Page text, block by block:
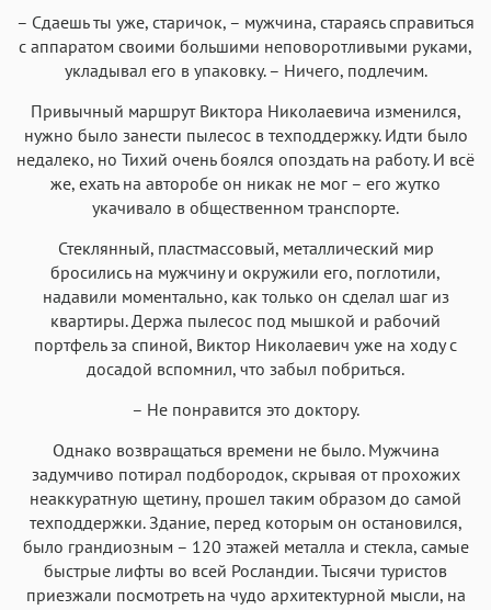
– Сдаешь ты уже, старичок, – мужчина, стараясь справиться
с аппаратом своими большими неповоротливыми руками,
укладывал его в упаковку. – Ничего, подлечим.
Привычный маршрут Виктора Николаевича изменился,
нужно было занести пылесос в техподдержку. Идти было
недалеко, но Тихий очень боялся опоздать на работу. И всё
же, ехать на авторобе он никак не мог – его жутко
укачивало в общественном транспорте.
Стеклянный, пластмассовый, металлический мир
бросились на мужчину и окружили его, поглотили,
надавили моментально, как только он сделал шаг из
квартиры. Держа пылесос под мышкой и рабочий
портфель за спиной, Виктор Николаевич уже на ходу с
досадой вспомнил, что забыл побриться.
– Не понравится это доктору.
Однако возвращаться времени не было. Мужчина
задумчиво потирал подбородок, скрывая от прохожих
неаккуратную щетину, прошел таким образом до самой
техподдержки. Здание, перед которым он остановился,
было грандиозным – 120 этажей металла и стекла, самые
быстрые лифты во всей Росландии. Тысячи туристов
приезжали посмотреть на чудо архитектурной мысли, на